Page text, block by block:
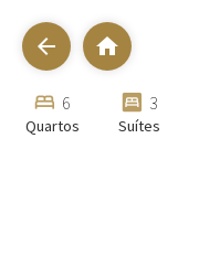
arrow_back home
bed 6
Quartos
bedroom_parent 3
Suítes